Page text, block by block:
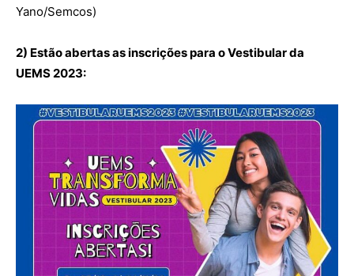
Yano/Semcos)
2) Estão abertas as inscrições para o Vestibular da
UEMS 2023: